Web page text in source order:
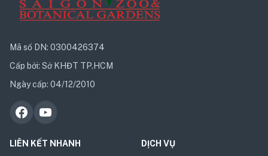
Mã số DN: 0300426374
Cấp bởi: Sở KHĐT TP.HCM
Ngày cấp: 04/12/2010
LIÊN KẾT NHANH DỊCH VỤ